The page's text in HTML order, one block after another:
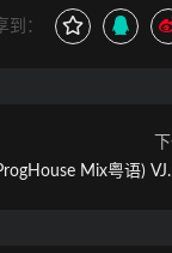
到：
Mix粤语)